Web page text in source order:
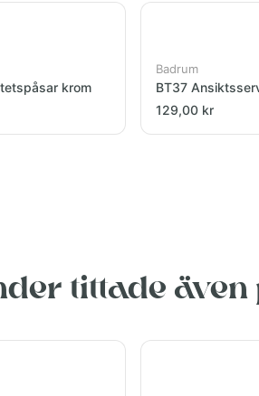
krom
Badrum
BT37
129,00 kr
tittade även